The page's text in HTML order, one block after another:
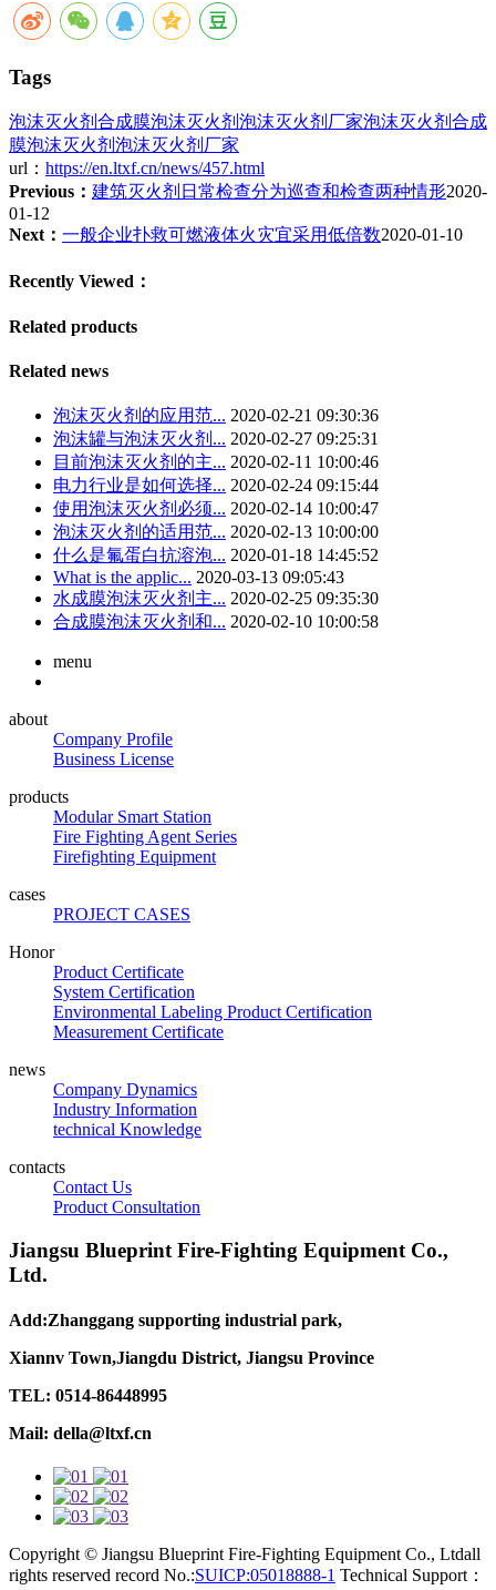
Tags
泡沫灭火剂 合成膜泡沫灭火剂 泡沫灭火剂厂家泡沫灭火剂 合成
膜泡沫灭火剂 泡沫灭火剂厂家
url： https://en.ltxf.cn/news/457.html
Previous： 建筑灭火剂日常检查分为巡查和检查两种情形2020-
01-12
Next： 一般企业扑救可燃液体火灾宜采用低倍数2020-01-10
Recently Viewed：
Related products
Related news
泡沫灭火剂的应用范... 2020-02-21 09:30:36
泡沫罐与泡沫灭火剂... 2020-02-27 09:25:31
目前泡沫灭火剂的主... 2020-02-11 10:00:46
电力行业是如何选择... 2020-02-24 09:15:44
使用泡沫灭火剂必须... 2020-02-14 10:00:47
泡沫灭火剂的适用范... 2020-02-13 10:00:00
什么是氟蛋白抗溶泡... 2020-01-18 14:45:52
What is the applic... 2020-03-13 09:05:43
水成膜泡沫灭火剂主... 2020-02-25 09:35:30
合成膜泡沫灭火剂和... 2020-02-10 10:00:58
menu
about
Company Profile
Business License
products
Modular Smart Station
Fire Fighting Agent Series
Firefighting Equipment
cases
PROJECT CASES
Honor
Product Certificate
System Certification
Environmental Labeling Product Certification
Measurement Certificate
news
Company Dynamics
Industry Information
technical Knowledge
contacts
Contact Us
Product Consultation
Jiangsu Blueprint Fire-Fighting Equipment Co.,
Ltd.
Add:Zhanggang supporting industrial park,
Xiannv Town,Jiangdu District, Jiangsu Province
TEL: 0514-86448995
Mail: della@ltxf.cn
Copyright © Jiangsu Blueprint Fire-Fighting Equipment Co., Ltdall
rights reserved record No.:SUICP:05018888-1 Technical Support：